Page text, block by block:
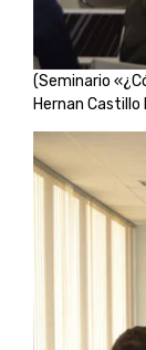
(Seminario
Hernan Castillo